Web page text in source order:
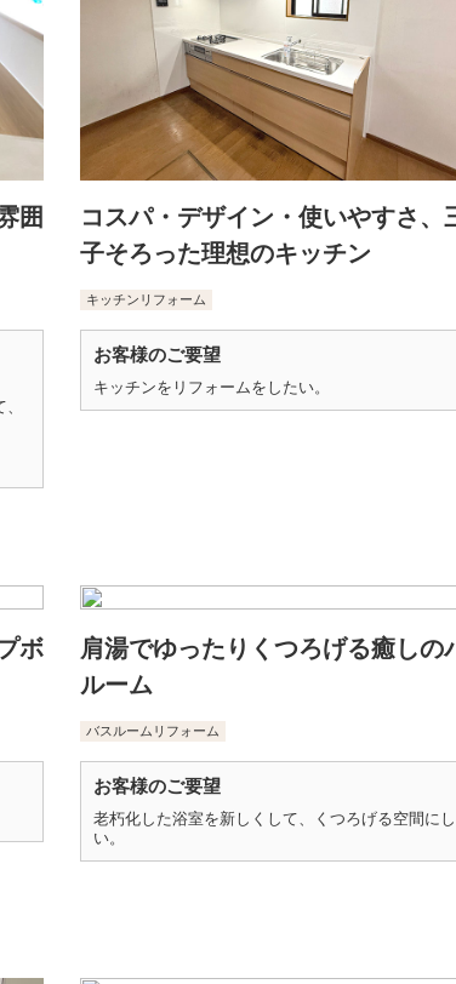
囲
コスパ・デザイン・使いやすさ、
子そろった理想のキッチン
キッチンリフォーム
お客様のご要望
キッチンをリフォームをしたい。
ボ
肩湯でゆったりくつろげる癒しの
ルーム
バスルームリフォーム
お客様のご要望
老朽化した浴室を新しくして、くつろげる空間に
い。